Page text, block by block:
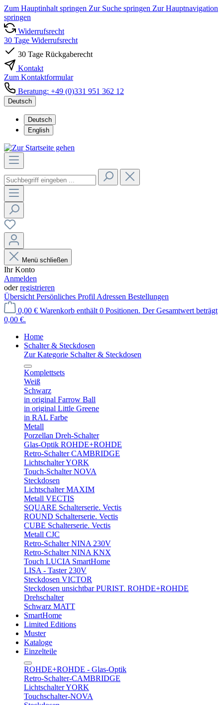
Zum Hauptinhalt springen Zur Suche springen Zur Hauptnavigation
springen
Widerrufsrecht
30 Tage Widerrufsrecht
30 Tage Rückgaberecht
Kontakt
Zum Kontaktformular
Beratung: +49 (0)331 951 362 12
Deutsch
Deutsch
English
Menü schließen
Ihr Konto
Anmelden
oderregistrieren
Übersicht Persönliches Profil Adressen Bestellungen
0,00 € Warenkorb enthält 0 Positionen. Der Gesamtwert beträgt
0,00 €.
Home
Schalter & Steckdosen
Zur Kategorie Schalter & Steckdosen
Komplettsets
Weiß
Schwarz
in original Farrow Ball
in original Little Greene
in RAL Farbe
Metall
Porzellan Dreh-Schalter
Glas-Optik ROHDE+ROHDE
Retro-Schalter CAMBRIDGE
Lichtschalter YORK
Touch-Schalter NOVA
Steckdosen
Lichtschalter MAXIM
Metall VECTIS
SQUARE Schalterserie. Vectis
ROUND Schalterserie. Vectis
CUBE Schalterserie. Vectis
Metall CJC
Retro-Schalter NINA 230V
Retro-Schalter NINA KNX
Touch LUCIA SmartHome
LISA - Taster 230V
Steckdosen VICTOR
Steckdosen unsichtbar PURIST. ROHDE+ROHDE
Drehschalter
Schwarz MATT
SmartHome
Limited Editions
Muster
Kataloge
Einzelteile
ROHDE+ROHDE - Glas-Optik
Retro-Schalter-CAMBRIDGE
Lichtschalter YORK
Touchschalter-NOVA